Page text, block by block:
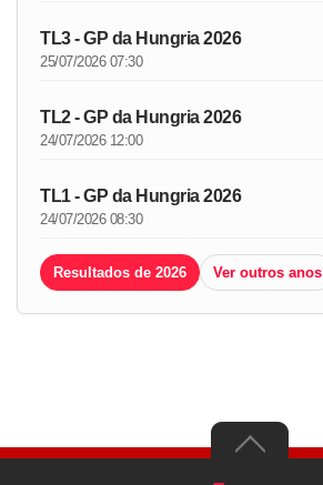
TL3 - GP da Hungria 2026
25/07/2026 07:30
TL2 - GP da Hungria 2026
24/07/2026 12:00
TL1 - GP da Hungria 2026
24/07/2026 08:30
Resultados de 2026 Ver outros anos